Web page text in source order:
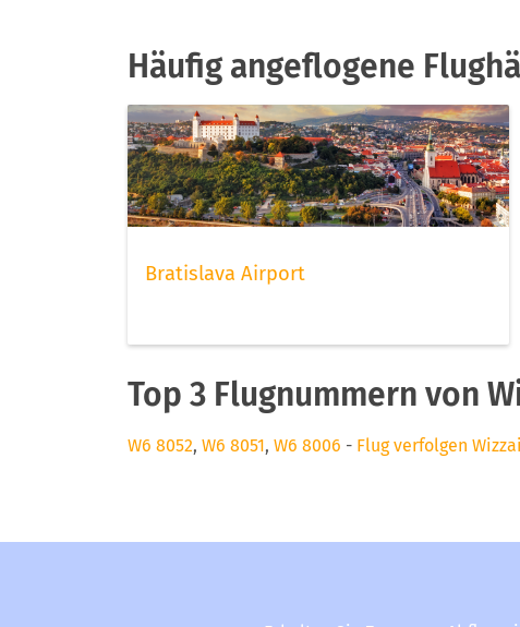
Häufig angeflogene
Bratislava Airport
Top 3 Flugnummern von
W6 8052, W6 8051, W6 8006 - Flug verfolgen